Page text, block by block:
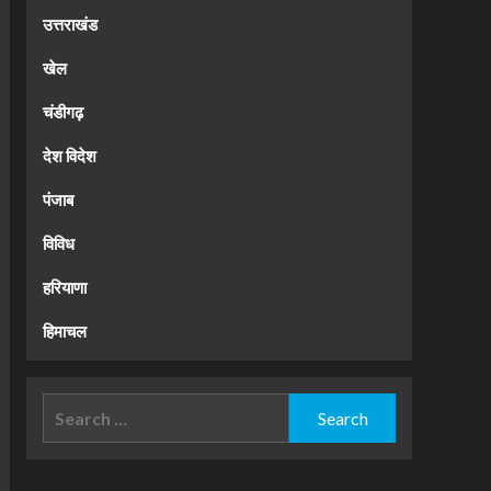
उत्तराखंड
खेल
चंडीगढ़
देश विदेश
पंजाब
विविध
हरियाणा
हिमाचल